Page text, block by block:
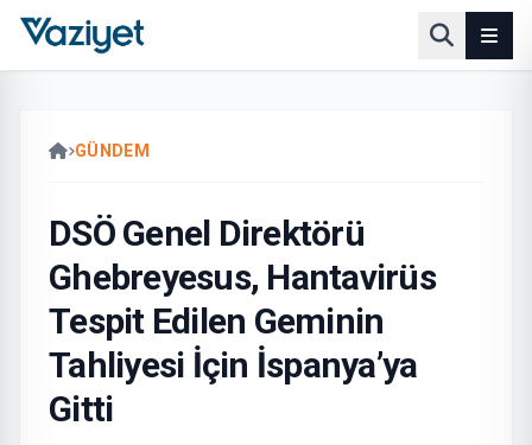
GÜNDEM
DSÖ Genel Direktörü
Ghebreyesus, Hantavirüs
Tespit Edilen Geminin
Tahliyesi İçin İspanya’ya
Gitti